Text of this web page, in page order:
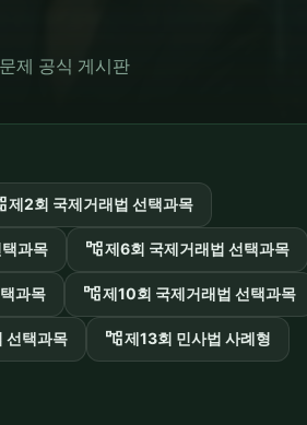
제 공식 게시판
제2회 국제거래법 선택과목
과목 account_tree제6회 국제거래법 선택과목
과목 account_tree제10회 국제거래법 선택과목
선택과목 account_tree제13회 민사법 사례형